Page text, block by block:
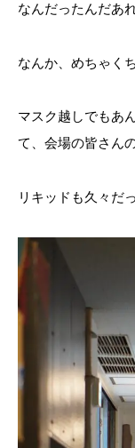
なんだったんだあれ
なんか、めちゃく
マスク越しでもあ
て、会場の皆さん
リキッドも久々だ